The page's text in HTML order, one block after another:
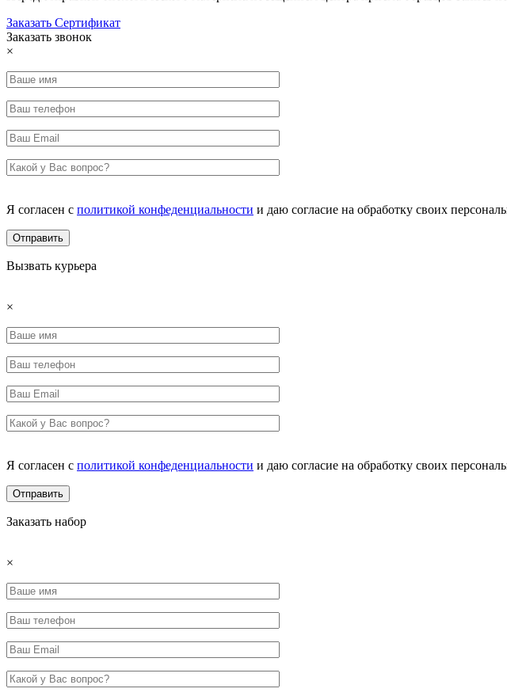
Заказать Сертификат
Заказать звонок
×
Я согласен с политикой конфеденциальности и даю согласие на обработку своих
Вызвать курьера
×
Я согласен с политикой конфеденциальности и даю согласие на обработку своих
Заказать набор
×